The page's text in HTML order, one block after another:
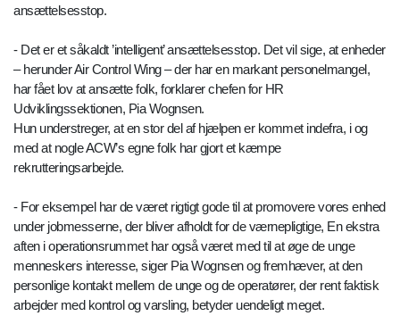
ansættelsesstop.
- Det er et såkaldt ’intelligent’ ansættelsesstop. Det vil sige, at enheder
– herunder Air Control Wing – der har en markant personelmangel,
har fået lov at ansætte folk, forklarer chefen for HR
Udviklingssektionen, Pia Wognsen.
Hun understreger, at en stor del af hjælpen er kommet indefra, i og
med at nogle ACW’s egne folk har gjort et kæmpe
rekrutteringsarbejde.
- For eksempel har de været rigtigt gode til at promovere vores enhed
under jobmesserne, der bliver afholdt for de værnepligtige, En ekstra
aften i operationsrummet har også været med til at øge de unge
menneskers interesse, siger Pia Wognsen og fremhæver, at den
personlige kontakt mellem de unge og de operatører, der rent faktisk
arbejder med kontrol og varsling, betyder uendeligt meget.